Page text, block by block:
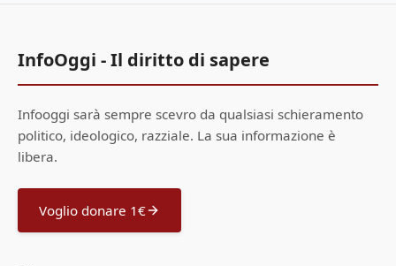
InfoOggi - Il diritto di sapere
Infooggi sarà sempre scevro da qualsiasi schieramento
politico, ideologico, razziale. La sua informazione è
libera.
Voglio donare 1€